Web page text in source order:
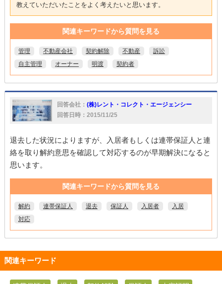
教えていただいたことをよく考えたいと思います。
関連キーワードから質問を見る
管理 不動産会社 契約解除 不動産
訴訟
自主管理
オーナー 明渡 契約者
回答会社： (株)レント・コレクト・エージェンシー
回答日時：2015/11/25
退去した状況によりますが、入居者もしくは連帯保証人と連
絡を取り解約意思を確認して対応するのが早期解決になると
思います。
関連キーワードから質問を見る
解約 連帯保証人 退去 保証人 入居者
入居
対応
関連キーワード